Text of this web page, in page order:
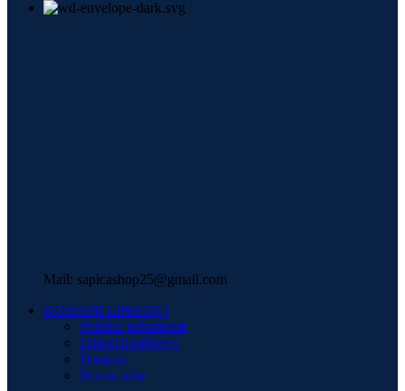
Mail: sapicashop25@gmail.com
KORISNI LINKOVI
Politika privatnosti
Uslovi korišćenja
Dostava
Povrat robe